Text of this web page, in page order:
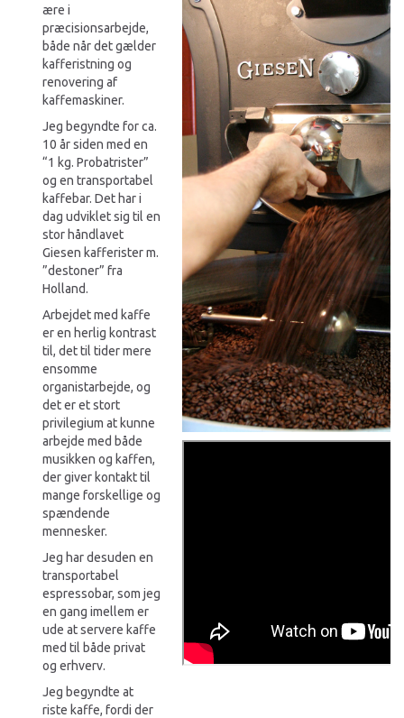
ære i
præcisionsarbejde,
både når det gælder
kafferistning og
renovering af
kaffemaskiner.
Jeg begyndte for ca.
10 år siden med en
“1 kg. Probatrister”
og en transportabel
kaffebar. Det har i
dag udviklet sig til en
stor håndlavet
Giesen kafferister m.
”destoner” fra
Holland.
Arbejdet med kaffe
er en herlig kontrast
til, det til tider mere
ensomme
organistarbejde, og
det er et stort
privilegium at kunne
arbejde med både
musikken og kaffen,
der giver kontakt til
mange forskellige og
spændende
mennesker.
Jeg har desuden en
transportabel
espressobar, som jeg
en gang imellem er
ude at servere kaffe
med til både privat
og erhverv.
Jeg begyndte at
riste kaffe, fordi der